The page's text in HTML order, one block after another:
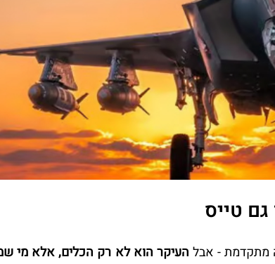
טייס
מתקדמת - אבל